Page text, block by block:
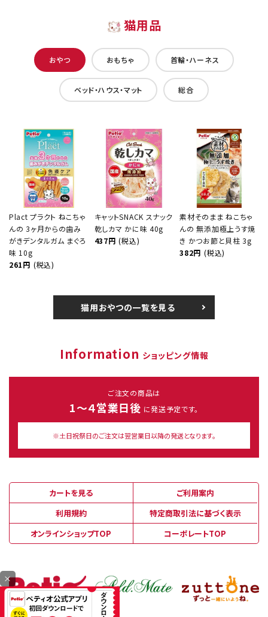
猫用品
おやつ おもちゃ 首輪・ハーネス
ベッド・ハウス・マット 総合
Plact プラクト ねこちゃ
んの 3ヶ月からの歯み
がきデンタルガム まぐろ
味 10g
261円 (税込)
キャットSNACK スナック
乾しカマ かに味 40g
437円 (税込)
素材そのまま ねこちゃ
んの 無添加極上うす焼
き かつお節と貝柱 3g
382円 (税込)
猫用おやつの一覧を見る
Information ショッピング情報
ご注文の商品は
1～４営業日後 に発送予定です。
※土日祝祭日のご注文は翌営業日以降の発送となります。
カートを見る
ご利用案内
利用規約
特定商取引法に基づく表示
オンラインショップTOP
コーポレートTOP
×